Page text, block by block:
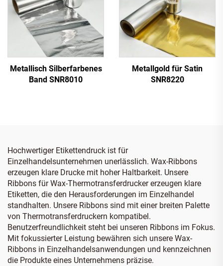
Metallisch Silberfarbenes
Band SNR8010
Metallgold für Satin
SNR8220
Hochwertiger Etikettendruck ist für
Einzelhandelsunternehmen unerlässlich. Wax-Ribbons
erzeugen klare Drucke mit hoher Haltbarkeit. Unsere
Ribbons für Wax-Thermotransferdrucker erzeugen klare
Etiketten, die den Herausforderungen im Einzelhandel
standhalten. Unsere Ribbons sind mit einer breiten Palette
von Thermotransferdruckern kompatibel.
Benutzerfreundlichkeit steht bei unseren Ribbons im Fokus.
Mit fokussierter Leistung bewähren sich unsere Wax-
Ribbons in Einzelhandelsanwendungen und kennzeichnen
die Produkte eines Unternehmens präzise.